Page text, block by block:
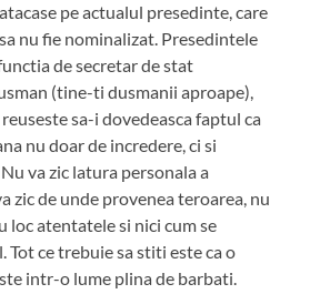
pe actualul presedinte, care
nu fie nominalizat. Presedintele
de secretar de stat
(tine-ti dusmanii aproape),
sa-i dovedeasca faptul ca
nu doar de incredere, ci si
va zic latura personala a
zic de unde provenea teroarea, nu
loc atentatele si nici cum se
ce trebuie sa stiti este ca o
intr-o lume plina de barbati.